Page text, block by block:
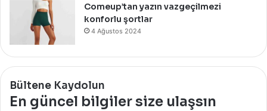
Comeup’tan yazın vazgeçilmezi
konforlu şortlar
4 Ağustos 2024
Bültene Kaydolun
En güncel bilgiler size ulaşsın